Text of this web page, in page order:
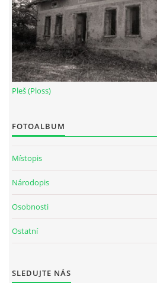
Pleš (Ploss)
FOTOALBUM
Místopis
Národopis
Osobnosti
Ostatní
SLEDUJTE NÁS